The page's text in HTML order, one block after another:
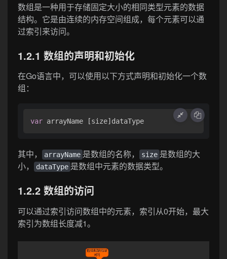
数组是一种用于存储固定大小的相同类型元素的数据
结构。它是由连续的内存空间组成，每个元素可以通
过索引来访问。
1.2.1 数组的声明和初始化
在Go语言中，可以使用以下方式声明和初始化一个数
组：
var
其中， arrayName 是数组的名称， size 是数组的大
小，
dataType 是数组中元素的数据类型。
1.2.2 数组的访问
可以通过索引访问数组中的元素，索引从0开始，最大
索引为数组长度减1。